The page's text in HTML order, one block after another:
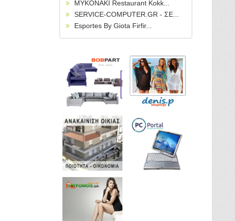
MYKONAKI Restaurant Kokk...
SERVICE-COMPUTER.GR - ΣΕ...
Esportes By Giota Firfir...